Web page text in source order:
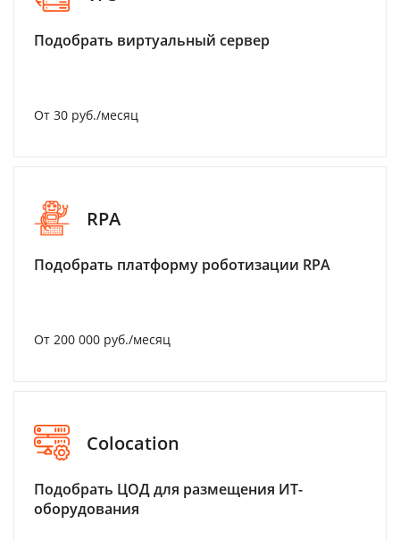
Подобрать виртуальный сервер
От 30 руб./месяц
RPA
Подобрать платформу роботизации RPA
От 200 000 руб./месяц
Colocation
Подобрать ЦОД для размещения ИТ-
оборудования